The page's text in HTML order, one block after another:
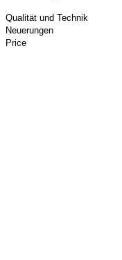
Qualität und Technik
Neuerungen
Price